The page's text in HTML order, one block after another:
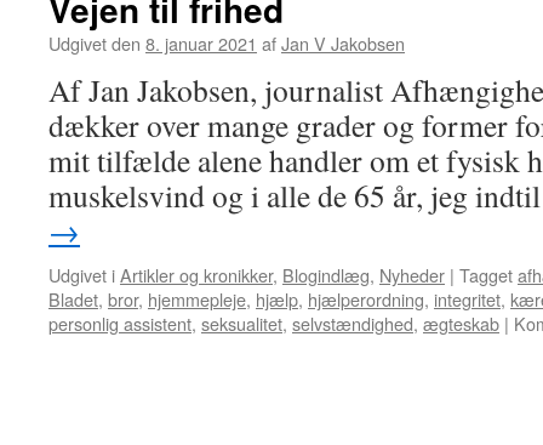
Udgivet den 8. januar 2021 afJan V Jakobsen
Af Jan Jakobsen, journalist
dækker over mange grader og former
mit tilfælde alene handler om et fysisk
muskelsvind og i alle de 65 år, jeg
→
Udgivet iArtikler og kronikker, Blogindlæg, Nyheder | Tagget
Bladet, bror, hjemmepleje, hjælp, hjælperordning, integritet,
personlig assistent, seksualitet, selvstændighed, ægteskab |